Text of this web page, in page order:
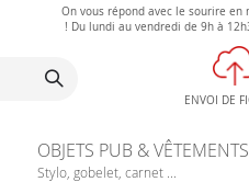
On vous répond avec le sourire en
! Du lundi au vendredi de 9h à
ENVOI DE
OBJETS PUB & VÊTEMENTS
Stylo, gobelet, carnet ...